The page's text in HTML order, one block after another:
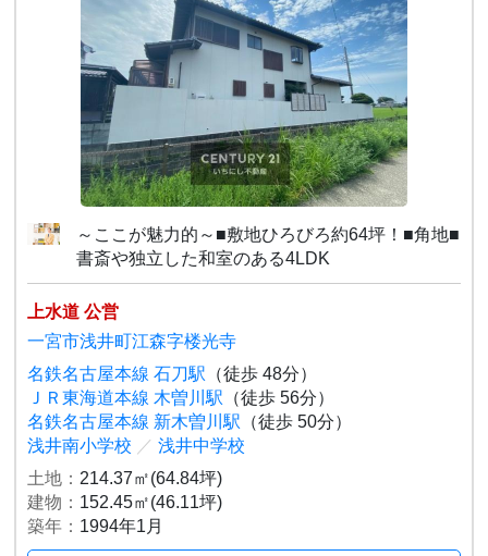
～ここが魅力的～■敷地ひろびろ約64坪！■角地■
書斎や独立した和室のある4LDK
上水道 公営
一宮市浅井町江森字楼光寺
名鉄名古屋本線 石刀駅 （徒歩 48分）
ＪＲ東海道本線 木曽川駅 （徒歩 56分）
名鉄名古屋本線 新木曽川駅 （徒歩 50分）
浅井南小学校 ／ 浅井中学校
土地： 214.37㎡(64.84坪)
建物： 152.45㎡(46.11坪)
築年： 1994年1月